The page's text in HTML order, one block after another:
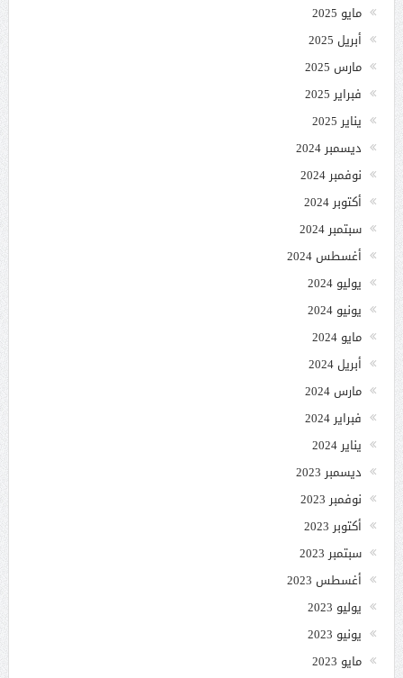
مايو 2025
أبريل 2025
مارس 2025
فبراير 2025
يناير 2025
ديسمبر 2024
نوفمبر 2024
أكتوبر 2024
سبتمبر 2024
أغسطس 2024
يوليو 2024
يونيو 2024
مايو 2024
أبريل 2024
مارس 2024
فبراير 2024
يناير 2024
ديسمبر 2023
نوفمبر 2023
أكتوبر 2023
سبتمبر 2023
أغسطس 2023
يوليو 2023
يونيو 2023
مايو 2023